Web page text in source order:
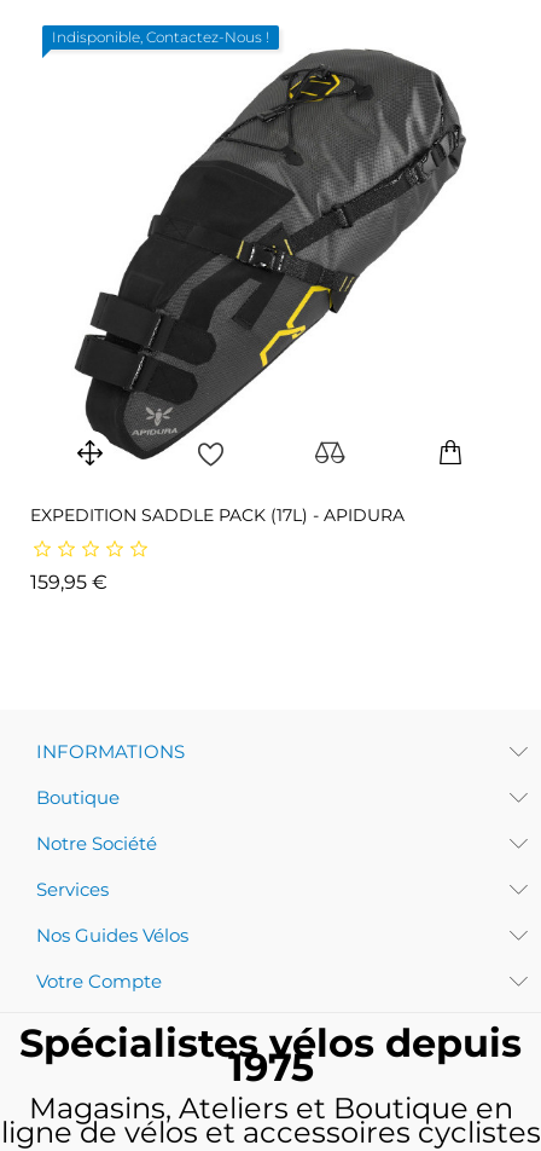
Indisponible, Contactez-Nous !
EXPEDITION SADDLE PACK (17L) - APIDURA
159,95 €
INFORMATIONS
Boutique
Notre Société
Services
Nos Guides Vélos
Votre Compte
Spécialistes vélos depuis
1975
Magasins, Ateliers et Boutique en
ligne de vélos et accessoires cyclistes